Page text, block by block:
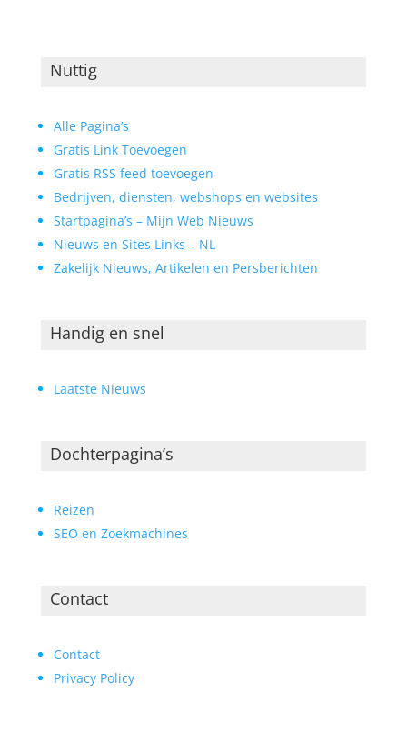
Nuttig
Alle Pagina’s
Gratis Link Toevoegen
Gratis RSS feed toevoegen
Bedrijven, diensten, webshops en websites
Startpagina’s – Mijn Web Nieuws
Nieuws en Sites Links – NL
Zakelijk Nieuws, Artikelen en Persberichten
Handig en snel
Laatste Nieuws
Dochterpagina’s
Reizen
SEO en Zoekmachines
Contact
Contact
Privacy Policy